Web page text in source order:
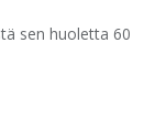
sen huoletta 60